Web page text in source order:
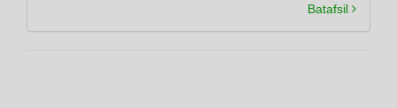
rang va ohanglaridan, she’riy tasvir vositalaridan o’ziga
Batafsil